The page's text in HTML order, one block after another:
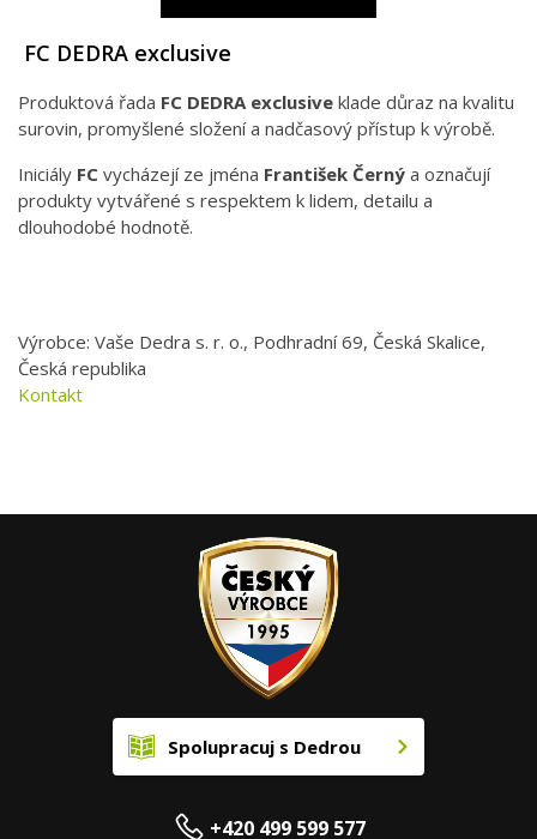
FC DEDRA exclusive
Produktová řada FC DEDRA exclusive klade důraz na kvalitu
surovin, promyšlené složení a nadčasový přístup k výrobě.
Iniciály FC vycházejí ze jména František Černý a označují
produkty vytvářené s respektem k lidem, detailu a
dlouhodobé hodnotě.
Výrobce: Vaše Dedra s. r. o., Podhradní 69, Česká Skalice,
Česká republika
Kontakt
Spolupracuj s Dedrou
+420 499 599 577